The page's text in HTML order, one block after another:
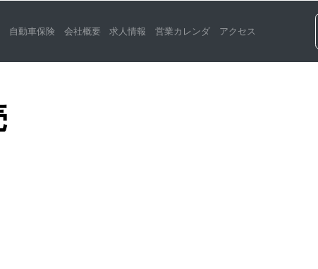
自動車保険 会社概要 求人情報 営業カレンダ アクセス